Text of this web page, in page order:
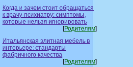
Когда и зачем стоит обращаться
к врачу-психиатру: симптомы,
которые нельзя игнорировать
[Родителям]
Итальянская элитная мебель в
интерьере: стандарты
фабричного качества
[Родителям]